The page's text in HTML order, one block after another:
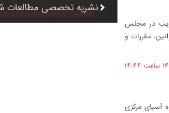
در مجلس
مقررات و
آسیای مرکزی
نشریه تخصصی مطالعات